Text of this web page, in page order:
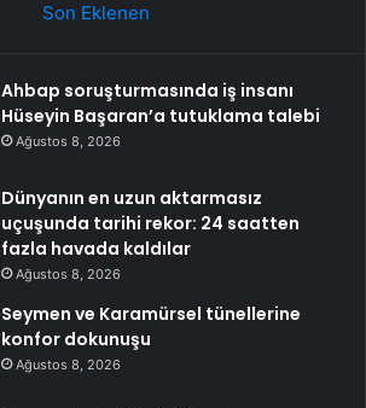
Son Eklenen
Ahbap soruşturmasında iş insanı
Hüseyin Başaran’a tutuklama talebi
Ağustos 8, 2026
Dünyanın en uzun aktarmasız
uçuşunda tarihi rekor: 24 saatten
fazla havada kaldılar
Ağustos 8, 2026
Seymen ve Karamürsel tünellerine
konfor dokunuşu
Ağustos 8, 2026